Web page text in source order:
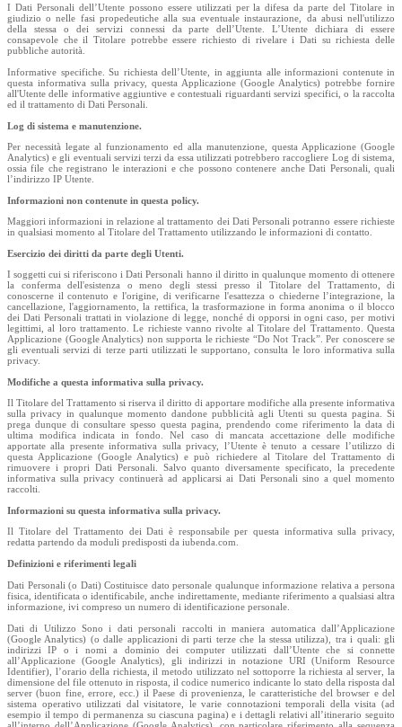
I Dati Personali dell’Utente possono essere utilizzati per la difesa da parte del Titolare in
giudizio o nelle fasi propedeutiche alla sua eventuale instaurazione, da abusi nell'utilizzo
della stessa o dei servizi connessi da parte dell’Utente. L’Utente dichiara di essere
consapevole che il Titolare potrebbe essere richiesto di rivelare i Dati su richiesta delle
pubbliche autorità.
Informative specifiche. Su richiesta dell’Utente, in aggiunta alle informazioni contenute in
questa informativa sulla privacy, questa Applicazione (Google Analytics) potrebbe fornire
all'Utente delle informative aggiuntive e contestuali riguardanti servizi specifici, o la raccolta
ed il trattamento di Dati Personali.
Log di sistema e manutenzione.
Per necessità legate al funzionamento ed alla manutenzione, questa Applicazione (Google
Analytics) e gli eventuali servizi terzi da essa utilizzati potrebbero raccogliere Log di sistema,
ossia file che registrano le interazioni e che possono contenere anche Dati Personali, quali
l’indirizzo IP Utente.
Informazioni non contenute in questa policy.
Maggiori informazioni in relazione al trattamento dei Dati Personali potranno essere richieste
in qualsiasi momento al Titolare del Trattamento utilizzando le informazioni di contatto.
Esercizio dei diritti da parte degli Utenti.
I soggetti cui si riferiscono i Dati Personali hanno il diritto in qualunque momento di ottenere
la conferma dell'esistenza o meno degli stessi presso il Titolare del Trattamento, di
conoscerne il contenuto e l'origine, di verificarne l'esattezza o chiederne l’integrazione, la
cancellazione, l'aggiornamento, la rettifica, la trasformazione in forma anonima o il blocco
dei Dati Personali trattati in violazione di legge, nonché di opporsi in ogni caso, per motivi
legittimi, al loro trattamento. Le richieste vanno rivolte al Titolare del Trattamento. Questa
Applicazione (Google Analytics) non supporta le richieste “Do Not Track”. Per conoscere se
gli eventuali servizi di terze parti utilizzati le supportano, consulta le loro informativa sulla
privacy.
Modifiche a questa informativa sulla privacy.
Il Titolare del Trattamento si riserva il diritto di apportare modifiche alla presente informativa
sulla privacy in qualunque momento dandone pubblicità agli Utenti su questa pagina. Si
prega dunque di consultare spesso questa pagina, prendendo come riferimento la data di
ultima modifica indicata in fondo. Nel caso di mancata accettazione delle modifiche
apportate alla presente informativa sulla privacy, l’Utente è tenuto a cessare l’utilizzo di
questa Applicazione (Google Analytics) e può richiedere al Titolare del Trattamento di
rimuovere i propri Dati Personali. Salvo quanto diversamente specificato, la precedente
informativa sulla privacy continuerà ad applicarsi ai Dati Personali sino a quel momento
raccolti.
Informazioni su questa informativa sulla privacy.
Il Titolare del Trattamento dei Dati è responsabile per questa informativa sulla privacy,
redatta partendo da moduli predisposti da iubenda.com.
Definizioni e riferimenti legali
Dati Personali (o Dati) Costituisce dato personale qualunque informazione relativa a persona
fisica, identificata o identificabile, anche indirettamente, mediante riferimento a qualsiasi altra
informazione, ivi compreso un numero di identificazione personale.
Dati di Utilizzo Sono i dati personali raccolti in maniera automatica dall’Applicazione
(Google Analytics) (o dalle applicazioni di parti terze che la stessa utilizza), tra i quali: gli
indirizzi IP o i nomi a dominio dei computer utilizzati dall’Utente che si connette
all’Applicazione (Google Analytics), gli indirizzi in notazione URI (Uniform Resource
Identifier), l’orario della richiesta, il metodo utilizzato nel sottoporre la richiesta al server, la
dimensione del file ottenuto in risposta, il codice numerico indicante lo stato della risposta dal
server (buon fine, errore, ecc.) il Paese di provenienza, le caratteristiche del browser e del
sistema operativo utilizzati dal visitatore, le varie connotazioni temporali della visita (ad
esempio il tempo di permanenza su ciascuna pagina) e i dettagli relativi all’itinerario seguito